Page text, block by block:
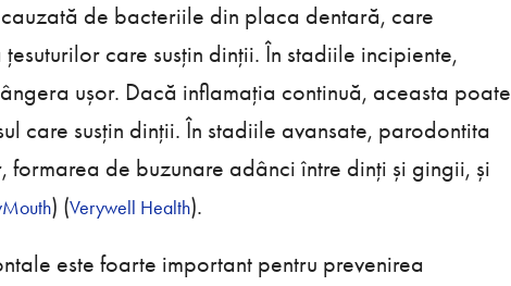
de bacteriile din placa dentară, care
care susțin dinții. În stadiile incipiente,
ușor. Dacă inflamația continuă, aceasta poate
care susțin dinții. În stadiile avansate, parodontita
de buzunare adânci între dinți și gingii, și
)​​ (Verywell Health)​.
este foarte important pentru prevenirea